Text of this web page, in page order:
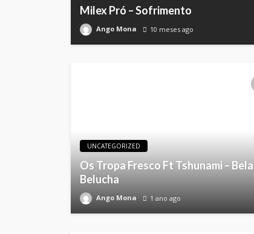
Milex Pró – Sofrimento
Ango Mona 10 meses ago
UNCATEGORIZED
Os Tropa Fresco Ft Tshunami – Bela
Belucha
Ango Mona 1 ano ago